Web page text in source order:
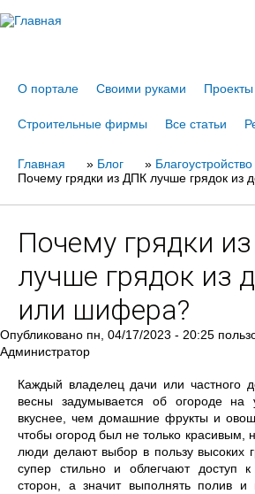
О портале Своими руками Проекты
Строительные фирмы Все статьи
Вы
Главная » Блог » Благоустройство
Почему грядки из ДПК лучше грядок из
Почему грядки
лучше грядок из
или шифера?
Опубликовано пн, 04/17/2023 - 20:25
Администратор
Каждый владелец дачи или частного
весны задумывается об огороде на
вкуснее, чем домашние фрукты и
чтобы огород был не только красивым,
люди делают выбор в пользу высоких
супер стильно и облегчают доступ
сторон, а значит выполнять полив и